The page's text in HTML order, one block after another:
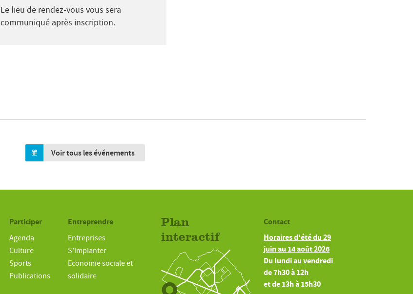
Le lieu de rendez-vous vous sera
communiqué après inscription.
Voir tous les événements
Participer
Agenda
Culture
Sports
Publications
Entreprendre
Entreprises
S’implanter
Economie sociale et
solidaire
Plan
interactif
Contact
Horaires d'été du 29
juin au 14 août 2026
Du lundi au vendredi
de 7h30 à 12h
et de 13h à 15h30